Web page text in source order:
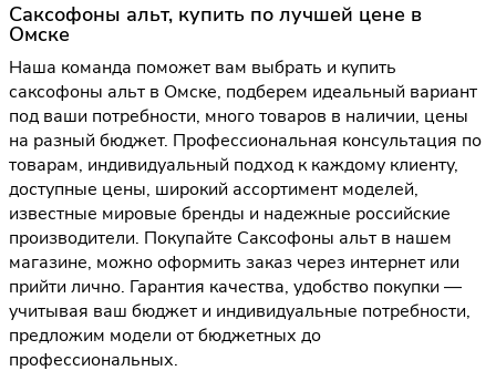
Саксофоны альт, купить по лучшей цене в
Омске
Наша команда поможет вам выбрать и купить
саксофоны альт в Омске, подберем идеальный вариант
под ваши потребности, много товаров в наличии, цены
на разный бюджет. Профессиональная консультация по
товарам, индивидуальный подход к каждому клиенту,
доступные цены, широкий ассортимент моделей,
известные мировые бренды и надежные российские
производители. Покупайте Саксофоны альт в нашем
магазине, можно оформить заказ через интернет или
прийти лично. Гарантия качества, удобство покупки —
учитывая ваш бюджет и индивидуальные потребности,
предложим модели от бюджетных до
профессиональных.